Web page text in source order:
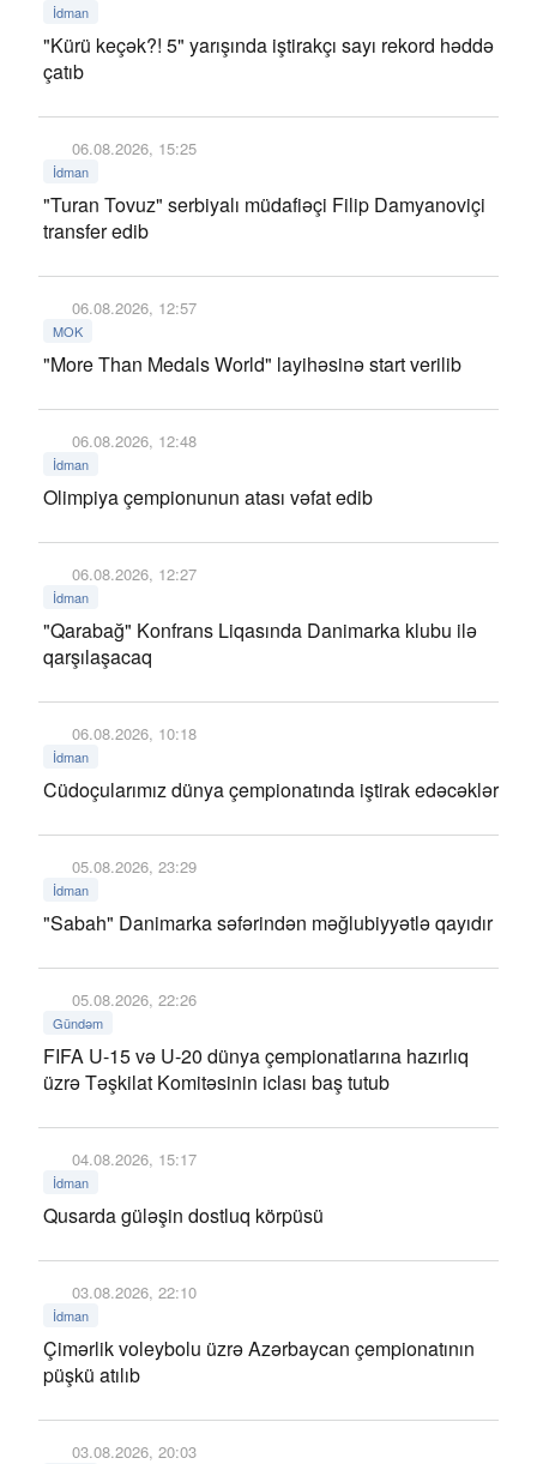
İdman
"Kürü keçək?! 5" yarışında iştirakçı sayı rekord həddə
çatıb
06.08.2026, 15:25
İdman
"Turan Tovuz" serbiyalı müdafiəçi Filip Damyanoviçi
transfer edib
06.08.2026, 12:57
MOK
"More Than Medals World" layihəsinə start verilib
06.08.2026, 12:48
İdman
Olimpiya çempionunun atası vəfat edib
06.08.2026, 12:27
İdman
"Qarabağ" Konfrans Liqasında Danimarka klubu ilə
qarşılaşacaq
06.08.2026, 10:18
İdman
Cüdoçularımız dünya çempionatında iştirak edəcəklər
05.08.2026, 23:29
İdman
"Sabah" Danimarka səfərindən məğlubiyyətlə qayıdır
05.08.2026, 22:26
Gündəm
FIFA U-15 və U-20 dünya çempionatlarına hazırlıq
üzrə Təşkilat Komitəsinin iclası baş tutub
04.08.2026, 15:17
İdman
Qusarda güləşin dostluq körpüsü
03.08.2026, 22:10
İdman
Çimərlik voleybolu üzrə Azərbaycan çempionatının
püşkü atılıb
03.08.2026, 20:03